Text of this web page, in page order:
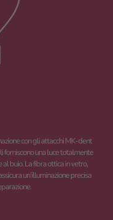
con gli attacchi MK-dent
forniscono una luce totalmente
buio. La fibra ottica in vetro,
un’illuminazione precisa